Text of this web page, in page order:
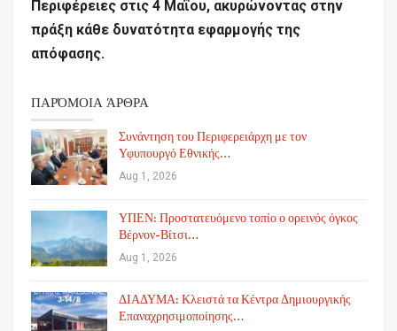
Περιφέρειες στις 4 Μαΐου, ακυρώνοντας στην
πράξη κάθε δυνατότητα εφαρμογής της
απόφασης.
ΠΑΡΌΜΟΙΑ ΆΡΘΡΑ
Συνάντηση του Περιφερειάρχη με τον
Υφυπουργό Εθνικής…
Aug 1, 2026
ΥΠΕΝ: Προστατευόμενο τοπίο ο ορεινός όγκος
Βέρνον-Βίτσι…
Aug 1, 2026
ΔΙΑΔΥΜΑ: Κλειστά τα Κέντρα Δημιουργικής
Επαναχρησιμοποίησης…